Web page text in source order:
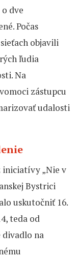
dve
Počas
objavili
ľudia
Na
zástupcu
udalosti
iniciatívy „Nie v
Bystrici
uskutočniť 16.
teda od
divadlo na